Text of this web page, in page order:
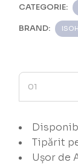
CATEGORIE:
BRAND:
Tipărit
Ușor de